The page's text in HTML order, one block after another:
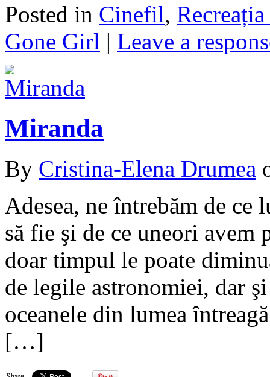
Posted in Cinefil,
Gone Girl | Leave a
Miranda
By Cristina-Elena Drumea
Adesea, ne întrebăm de
să fie şi de ce uneori avem
doar timpul le poate
de legile astronomiei, dar
oceanele din lumea
[…]